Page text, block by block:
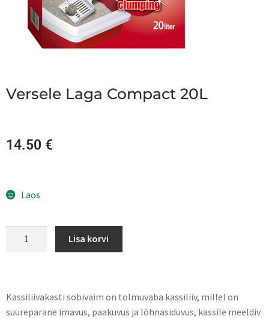
Versele Laga Compact 20L
14.50 €
Laos
Lisa korvi
Kassiliivakasti sobivaim on tolmuvaba kassiliiv, millel on
suurepärane imavus, paakuvus ja lõhnasiduvus, kassile meeldiv